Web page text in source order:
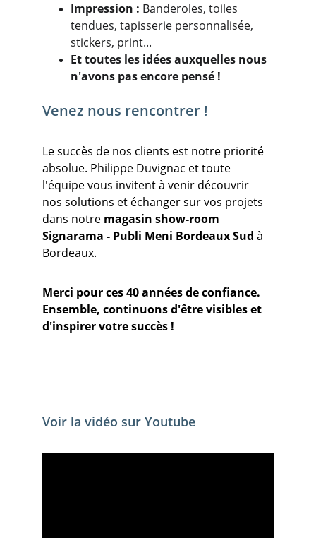
Impression : Banderoles, toiles
tendues, tapisserie personnalisée,
stickers, print...
Et toutes les idées auxquelles nous
n'avons pas encore pensé !
Venez nous rencontrer !
Le succès de nos clients est notre priorité
absolue. Philippe Duvignac et toute
l'équipe vous invitent à venir découvrir
nos solutions et échanger sur vos projets
dans notre magasin show-room
Signarama - Publi Meni Bordeaux Sud à
Bordeaux.
Merci pour ces 40 années de confiance.
Ensemble, continuons d'être visibles et
d'inspirer votre succès !
Voir la vidéo sur Youtube